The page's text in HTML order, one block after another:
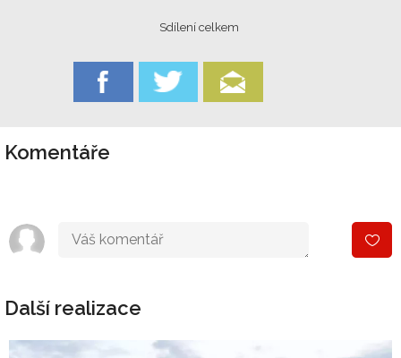
Sdílení celkem
Komentáře
Další realizace